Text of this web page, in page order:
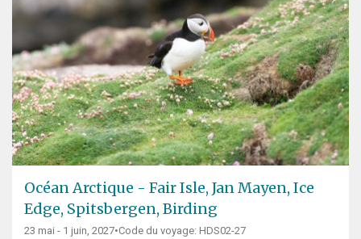
Océan Arctique - Fair Isle, Jan Mayen, Ice
Edge, Spitsbergen, Birding
23 mai - 1 juin, 2027•Code du voyage: HDS02-27